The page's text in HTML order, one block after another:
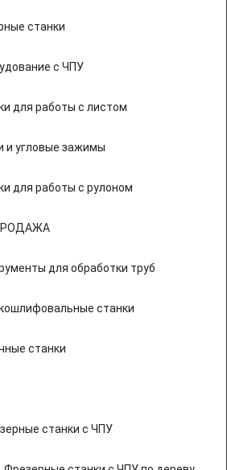
станки
с ЧПУ
для работы с листом
и угловые зажимы
для работы с рулоном
для обработки труб
станки
станки
станки с ЧПУ